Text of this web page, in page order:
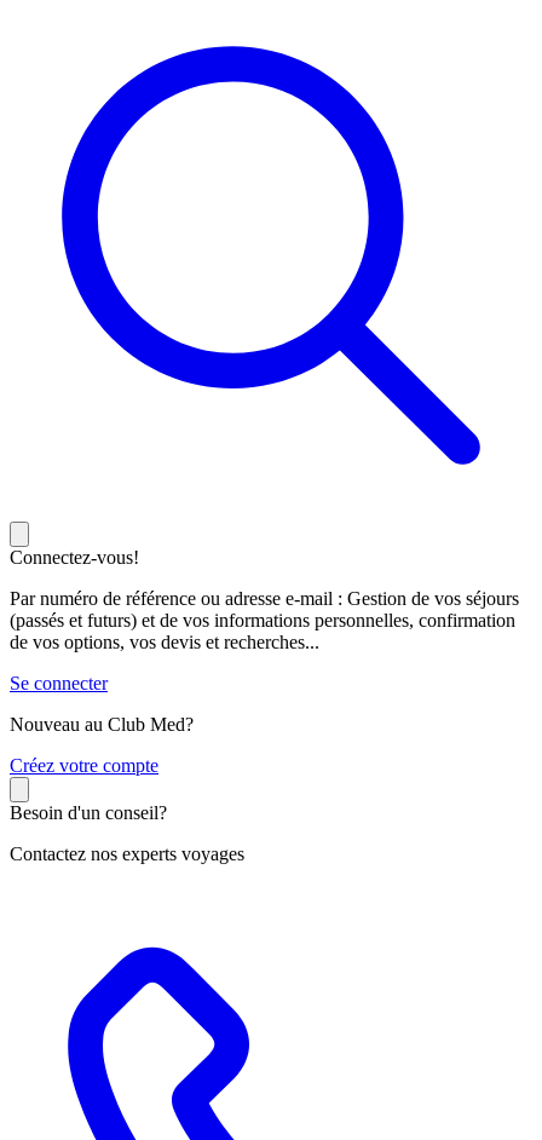
Connectez-vous!
Par numéro de référence ou adresse e-mail : Gestion de vos séjours
(passés et futurs) et de vos informations personnelles, confirmation
de vos options, vos devis et recherches...
Se connecter
Nouveau au Club Med?
Créez votre compte
Besoin d'un conseil?
Contactez nos experts voyages